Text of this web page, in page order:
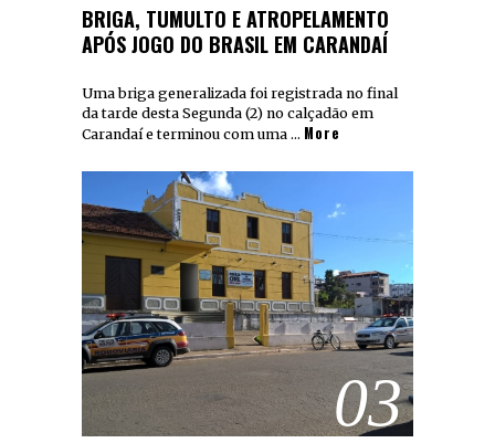
BRIGA, TUMULTO E ATROPELAMENTO
APÓS JOGO DO BRASIL EM CARANDAÍ
Uma briga generalizada foi registrada no final
da tarde desta Segunda (2) no calçadão em
Carandaí e terminou com uma … More
03